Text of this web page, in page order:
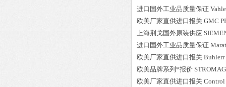
进口国外工业品质量保证 Vahle
欧美厂家直供进口报关 GMC
上海荆戈国外原装供应
进口国外工业品质量保证
欧美厂家直供进口报关 Buhlerr
欧美品牌系列*报价 STROMAG
欧美厂家直供进口报关 Control